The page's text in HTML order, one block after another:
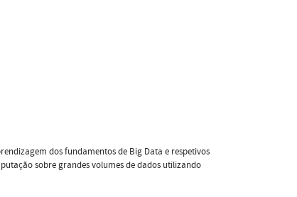
dos fundamentos de Big Data e respetivos
sobre grandes volumes de dados utilizando